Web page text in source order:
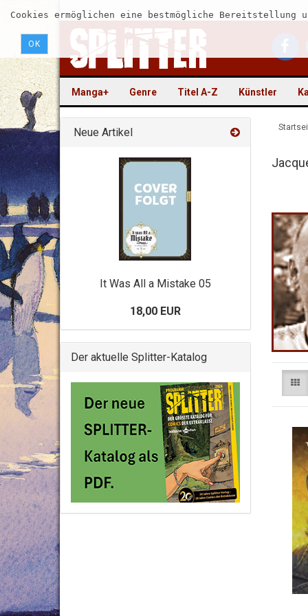
Cookies ermöglichen eine bestmögliche
OK
Manga+ Genre Titel A-Z Künstler
Neue Artikel
It Was All a Mistake 05
18,00 EUR
Der aktuelle Splitter-Katalog